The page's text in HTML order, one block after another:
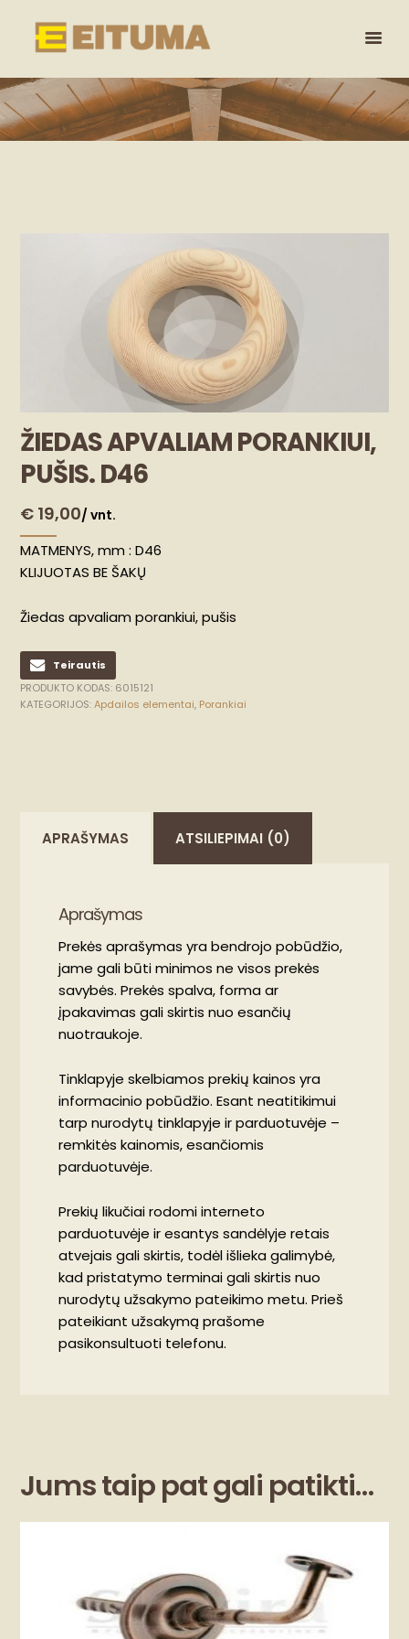
ŽIEDAS APVALIAM PORANKIUI,
PUŠIS. D46
€ 19,00/ vnt.
MATMENYS, mm : D46
KLIJUOTAS BE ŠAKŲ
Žiedas apvaliam porankiui, pušis
Teirautis
PRODUKTO KODAS: 6015121
KATEGORIJOS:Apdailos elementai, Porankiai
APRAŠYMAS ATSILIEPIMAI (0)
Aprašymas
Prekės aprašymas yra bendrojo pobūdžio,
jame gali būti minimos ne visos prekės
savybės. Prekės spalva, forma ar
įpakavimas gali skirtis nuo esančių
nuotraukoje.
Tinklapyje skelbiamos prekių kainos yra
informacinio pobūdžio. Esant neatitikimui
tarp nurodytų tinklapyje ir parduotuvėje –
remkitės kainomis, esančiomis
parduotuvėje.
Prekių likučiai rodomi interneto
parduotuvėje ir esantys sandėlyje retais
atvejais gali skirtis, todėl išlieka galimybė,
kad pristatymo terminai gali skirtis nuo
nurodytų užsakymo pateikimo metu. Prieš
pateikiant užsakymą prašome
pasikonsultuoti telefonu.
Jums taip pat gali patikti…